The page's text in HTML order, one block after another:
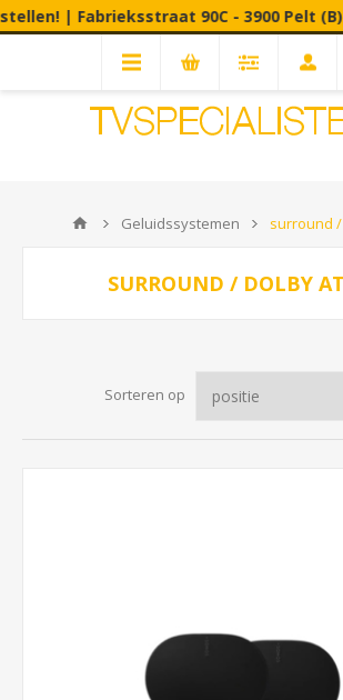
90C - 3900 Pelt (B).
Geluidssystemen surround
SURROUND / DOLBY
Sorteren op